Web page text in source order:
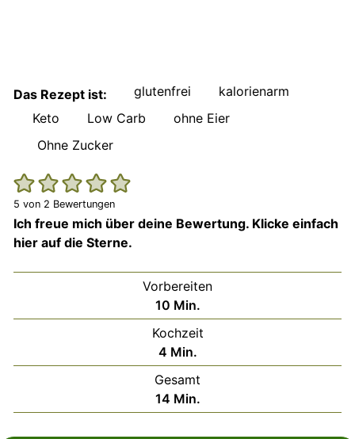
Das Rezept ist: glutenfrei
kalorienarm
Keto
Low Carb
ohne Eier
Ohne Zucker
5 von 2 Bewertungen
Ich freue mich über deine Bewertung. Klicke einfach
hier auf die Sterne.
Vorbereiten
10Minuten
Min.
Kochzeit
4Minuten
Min.
Gesamt
14Minuten
Min.